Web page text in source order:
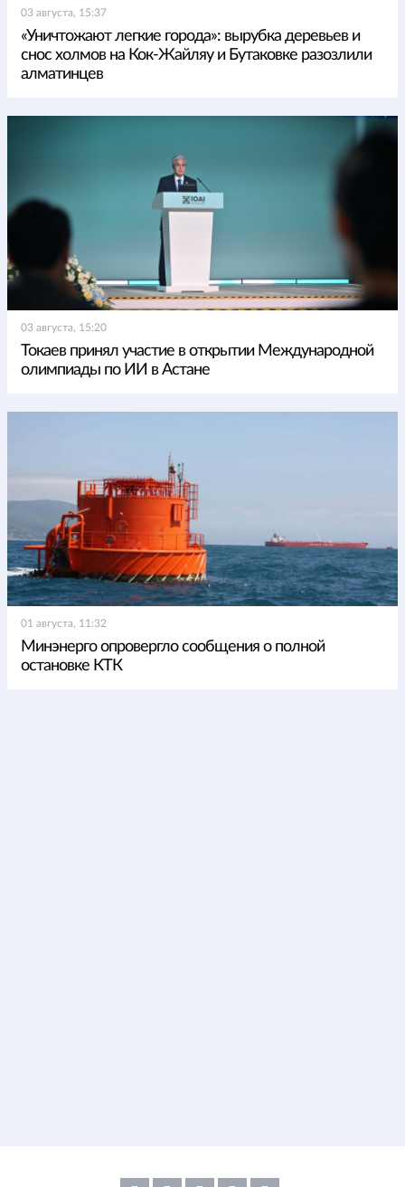
03 августа, 15:37
«Уничтожают легкие города»: вырубка деревьев и
снос холмов на Кок-Жайляу и Бутаковке разозлили
алматинцев
03 августа, 15:20
Токаев принял участие в открытии Международной
олимпиады по ИИ в Астане
01 августа, 11:32
Минэнерго опровергло сообщения о полной
остановке КТК